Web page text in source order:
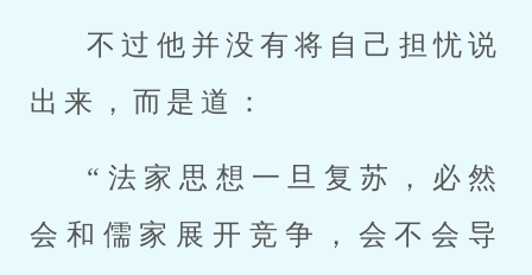
不过他并没有将自己担忧说
出来，而是道：
“法家思想一旦复苏，必然
会和儒家展开竞争，会不会导